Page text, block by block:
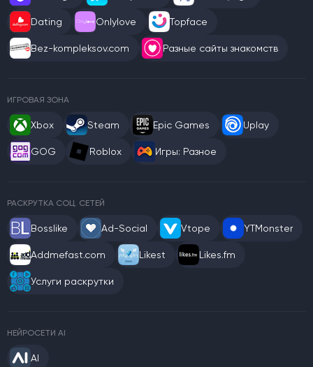
Dating Onlylove Topface
Bez-kompleksov.com Разные сайты знакомств
ИГРОВАЯ ЗОНА
Xbox Steam Epic Games Uplay
GOG Roblox Игры: Разное
РАСКРУТКА СОЦ. СЕТЕЙ
Bosslike Ad-Social Vtope YTMonster
Addmefast.com Likest Likes.fm
Услуги раскрутки
НЕЙРОСЕТИ AI
AI